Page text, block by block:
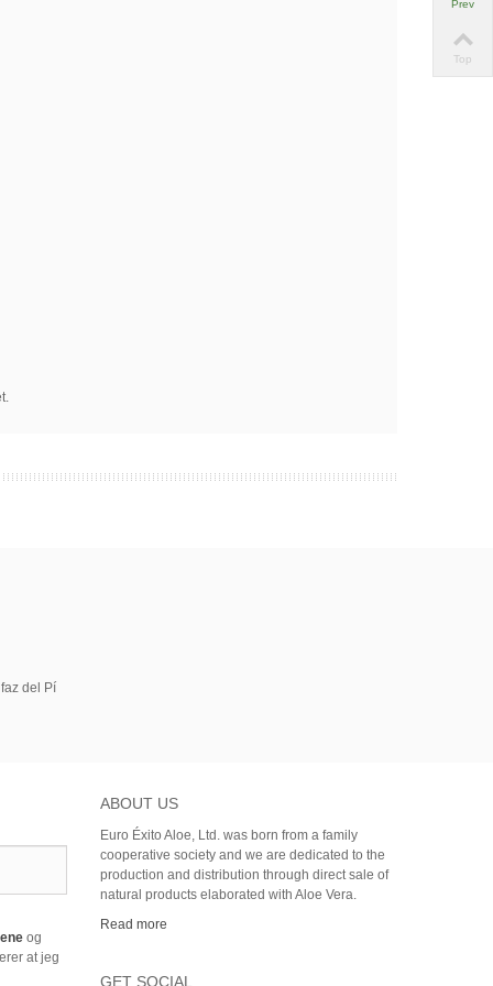
del Pí
og
at jeg
ABOUT US
Euro Éxito Aloe, Ltd. was born from a family
cooperative society and we are dedicated to the
production and distribution through direct sale of
natural products elaborated with Aloe Vera.
Read more
GET SOCIAL
Prev
Top